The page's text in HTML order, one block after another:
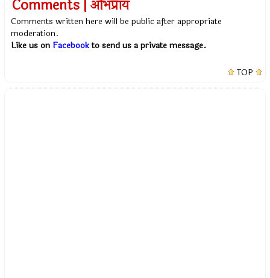
Comments | अभिप्राय
Comments written here will be public after appropriate
moderation.
Like us on Facebookto send us a private message.
TOP